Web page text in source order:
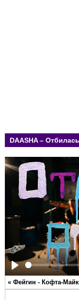
DAASHA –
Play
« Фейгин - Кофта-